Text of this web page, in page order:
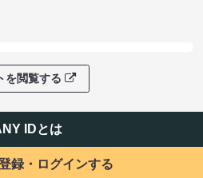
を閲覧する
IDとは
録・ログインする